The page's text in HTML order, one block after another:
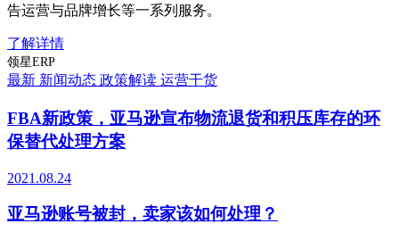
告运营与品牌增长等一系列服务。
了解详情
领星ERP
最新 新闻动态 政策解读 运营干货
FBA新政策，亚马逊宣布物流退货和积压库存的环
保替代处理方案
2021.08.24
亚马逊账号被封，卖家该如何处理？